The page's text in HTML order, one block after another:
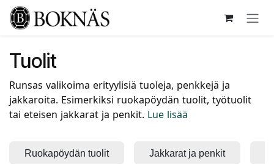
Siirry sisältöön
Tuolit
Runsas valikoima erityylisiä tuoleja, penkkejä ja
jakkaroita. Esimerkiksi ruokapöydän tuolit, työtuolit
tai eteisen jakkarat ja penkit. Lue lisää
Ruokapöydän tuolit Jakkarat ja penkit